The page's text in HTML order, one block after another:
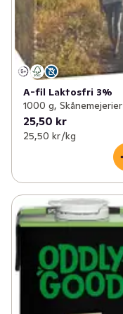
A-fil Laktosfri 3%
1000 g, Skånemejerier
25,50 kr
25,50 kr /kg